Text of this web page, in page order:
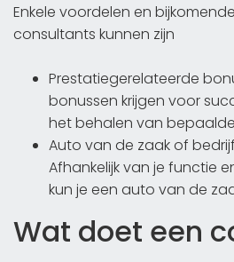
Enkele voordelen en
consultants kunnen zijn
Prestatiegerelateerde
bonussen krijgen voor
het behalen van
Auto van de zaak of
Afhankelijk van je functie
kun je een auto van de
Wat doet een